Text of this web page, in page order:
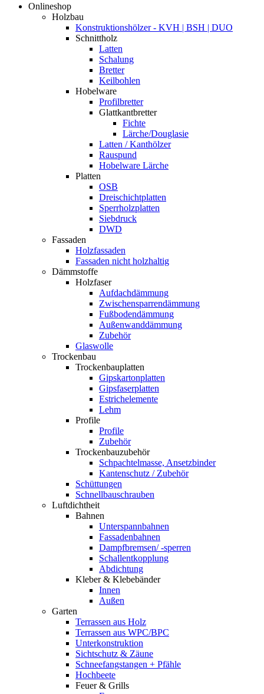
Onlineshop
Holzbau
Konstruktionshölzer - KVH | BSH | DUO
Schnittholz
Latten
Schalung
Bretter
Keilbohlen
Hobelware
Profilbretter
Glattkantbretter
Fichte
Lärche/Douglasie
Latten / Kanthölzer
Rauspund
Hobelware Lärche
Platten
OSB
Dreischichtplatten
Sperrholzplatten
Siebdruck
DWD
Fassaden
Holzfassaden
Fassaden nicht holzhaltig
Dämmstoffe
Holzfaser
Aufdachdämmung
Zwischensparrendämmung
Fußbodendämmung
Außenwanddämmung
Zubehör
Glaswolle
Trockenbau
Trockenbauplatten
Gipskartonplatten
Gipsfaserplatten
Estrichelemente
Lehm
Profile
Profile
Zubehör
Trockenbauzubehör
Schpachtelmasse, Ansetzbinder
Kantenschutz / Zubehör
Schüttungen
Schnellbauschrauben
Luftdichtheit
Bahnen
Unterspannbahnen
Fassadenbahnen
Dampfbremsen/ -sperren
Schallentkopplung
Abdichtung
Kleber & Klebebänder
Innen
Außen
Garten
Terrassen aus Holz
Terrassen aus WPC/BPC
Unterkonstruktion
Sichtschutz & Zäune
Schneefangstangen + Pfähle
Hochbeete
Feuer & Grills